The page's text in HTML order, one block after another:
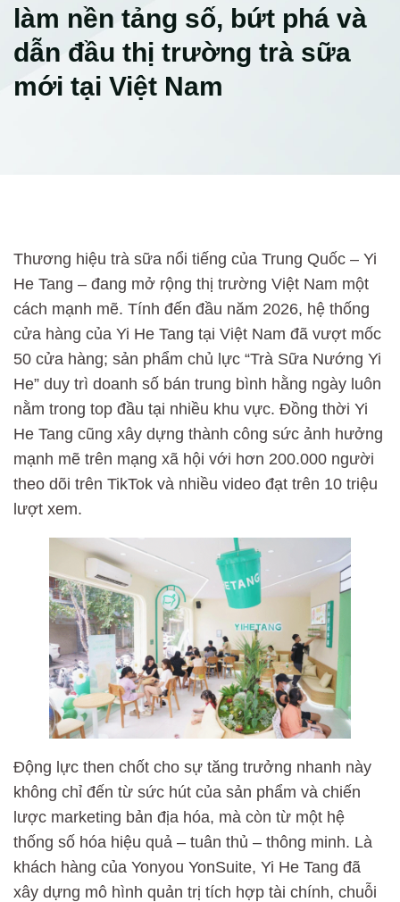
làm nền tảng số, bứt phá và
dẫn đầu thị trường trà sữa
mới tại Việt Nam
Thương hiệu trà sữa nổi tiếng của Trung Quốc – Yi
He Tang – đang mở rộng thị trường Việt Nam một
cách mạnh mẽ. Tính đến đầu năm 2026, hệ thống
cửa hàng của Yi He Tang tại Việt Nam đã vượt mốc
50 cửa hàng; sản phẩm chủ lực “Trà Sữa Nướng Yi
He” duy trì doanh số bán trung bình hằng ngày luôn
nằm trong top đầu tại nhiều khu vực. Đồng thời Yi
He Tang cũng xây dựng thành công sức ảnh hưởng
mạnh mẽ trên mạng xã hội với hơn 200.000 người
theo dõi trên TikTok và nhiều video đạt trên 10 triệu
lượt xem.
Động lực then chốt cho sự tăng trưởng nhanh này
không chỉ đến từ sức hút của sản phẩm và chiến
lược marketing bản địa hóa, mà còn từ một hệ
thống số hóa hiệu quả – tuân thủ – thông minh. Là
khách hàng của Yonyou YonSuite, Yi He Tang đã
xây dựng mô hình quản trị tích hợp tài chính, chuỗi